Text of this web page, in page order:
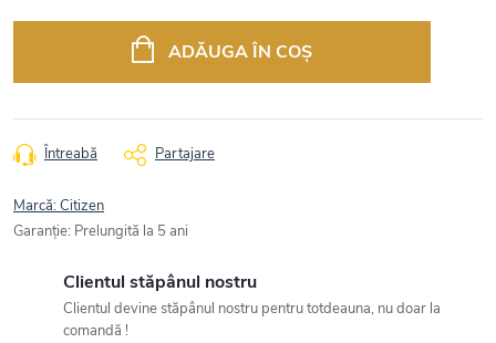
ADĂUGA ÎN COŞ
Întreabă Partajare
Marcă:Citizen
Garanţie: Prelungită la 5 ani
Clientul stăpânul nostru
Clientul devine stăpânul nostru pentru totdeauna, nu doar la
comandă !